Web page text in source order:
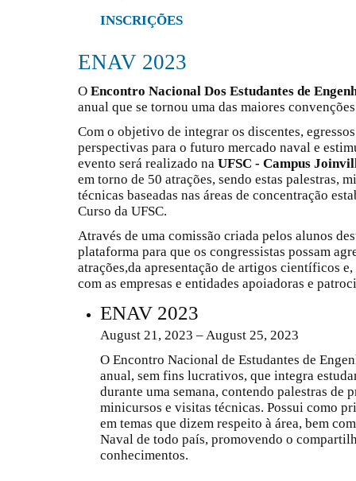
INSCRIÇÕES
ENAV 2023
O Encontro Nacional Dos Estudantes de
anual que se tornou uma das maiores
Com o objetivo de integrar os discentes,
perspectivas para o futuro mercado naval e
evento será realizado na UFSC - Campus
em torno de 50 atrações, sendo estas palestras,
técnicas baseadas nas áreas de concentração
Curso da UFSC.
Através de uma comissão criada pelos alunos
plataforma para que os congressistas possam
atrações,da apresentação de artigos científicos
com as empresas e entidades apoiadoras e
ENAV 2023
August 21, 2023 – August 25, 2023
O Encontro Nacional de Estudantes de
anual, sem fins lucrativos, que integra
durante uma semana, contendo palestras de
minicursos e visitas técnicas. Possui como
em temas que dizem respeito à área, bem
Naval de todo país, promovendo o
conhecimentos.